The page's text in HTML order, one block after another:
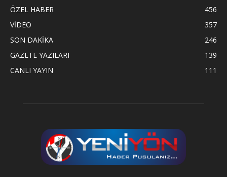
ÖZEL HABER
456
VİDEO
357
SON DAKİKA
246
GAZETE YAZILARI
139
CANLI YAYIN
111